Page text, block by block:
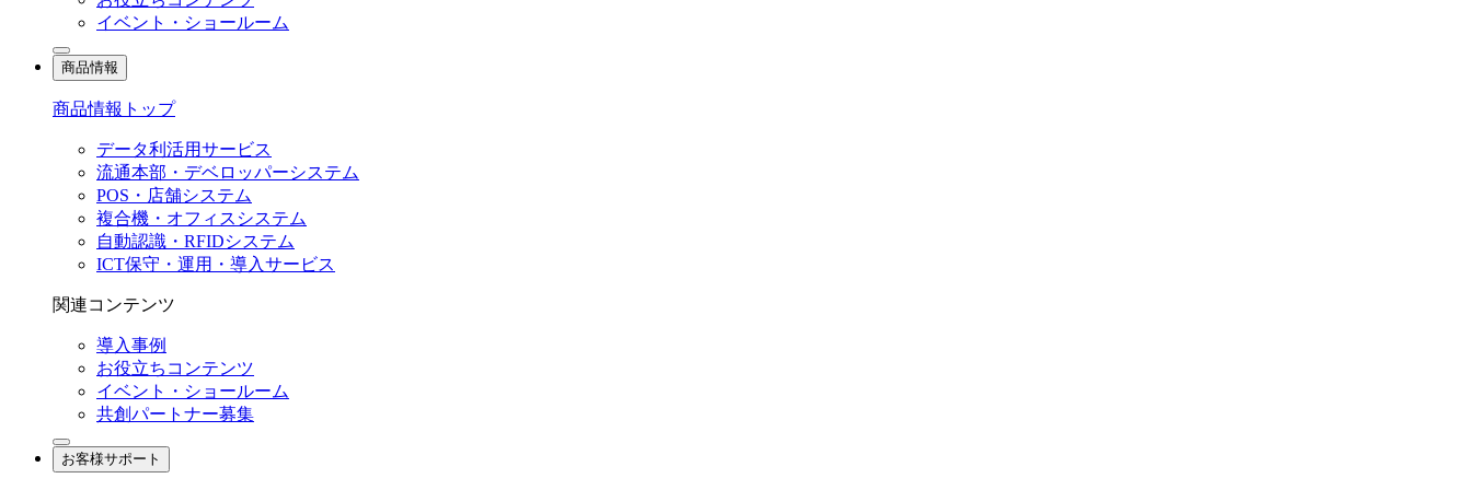
イベント・ショールーム
商品情報
商品情報トップ
データ利活用サービス
流通本部・デベロッパーシステム
POS・店舗システム
複合機・オフィスシステム
自動認識・RFIDシステム
ICT保守・運用・導入サービス
関連コンテンツ
導入事例
お役立ちコンテンツ
イベント・ショールーム
共創パートナー募集
お客様サポート